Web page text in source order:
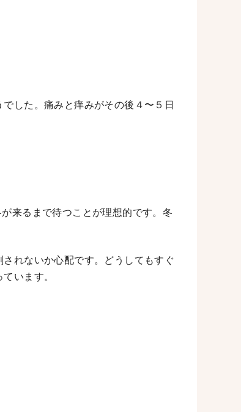
した。痛みと痒みがその後４〜５日
来るまで待つことが理想的です。冬
れないか心配です。どうしてもすぐ
います。